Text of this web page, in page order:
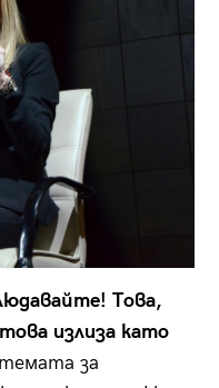
Това,
излиза като
за